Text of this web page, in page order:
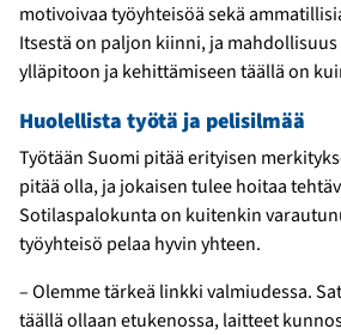
motivoivaa työyhteisöä sekä
Itsestä on paljon kiinni, ja
ylläpitoon ja kehittämiseen täällä on
Huolellista työtä ja pelisilmää
Työtään Suomi pitää erityisen
pitää olla, ja jokaisen tulee hoitaa
Sotilaspalokunta on kuitenkin
työyhteisö pelaa hyvin yhteen.
– Olemme tärkeä linkki valmiudessa.
täällä ollaan etukenossa, laitteet